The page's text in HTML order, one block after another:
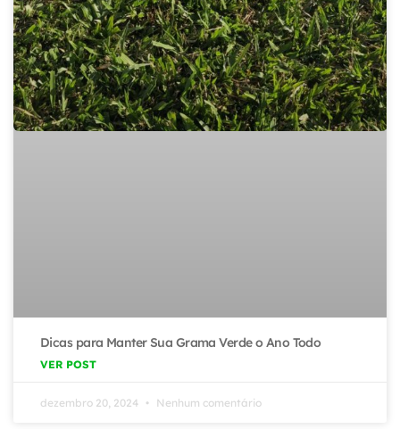
Dicas para Manter Sua Grama Verde o Ano Todo
VER POST
dezembro 20, 2024 Nenhum comentário